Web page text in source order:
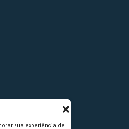
sua experiência de